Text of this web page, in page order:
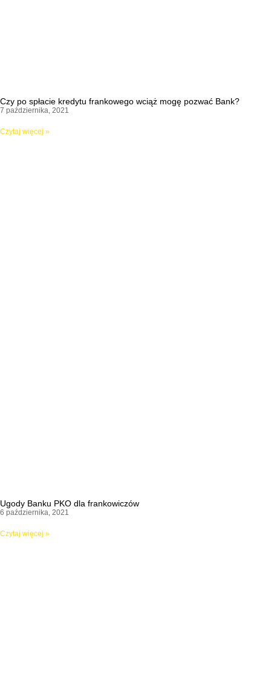
Czy po spłacie kredytu frankowego wciąż mogę pozwać Bank?
7 października, 2021
Czytaj więcej »
Ugody Banku PKO dla frankowiczów
6 października, 2021
Czytaj więcej »